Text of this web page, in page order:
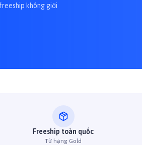
không giới
Freeship toàn quốc
Từ hạng Gold